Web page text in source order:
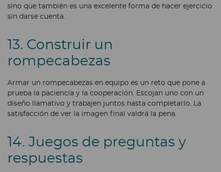
sino que también es una excelente forma de hacer ejercicio
sin darse cuenta.
13. Construir un
rompecabezas
Armar un rompecabezas en equipo es un reto que pone a
prueba la paciencia y la cooperación. Escojan uno con un
diseño llamativo y trabajen juntos hasta completarlo. La
satisfacción de ver la imagen final valdrá la pena.
14. Juegos de preguntas y
respuestas